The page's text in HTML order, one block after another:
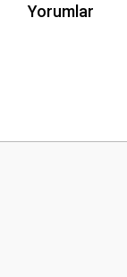
Yorumlar